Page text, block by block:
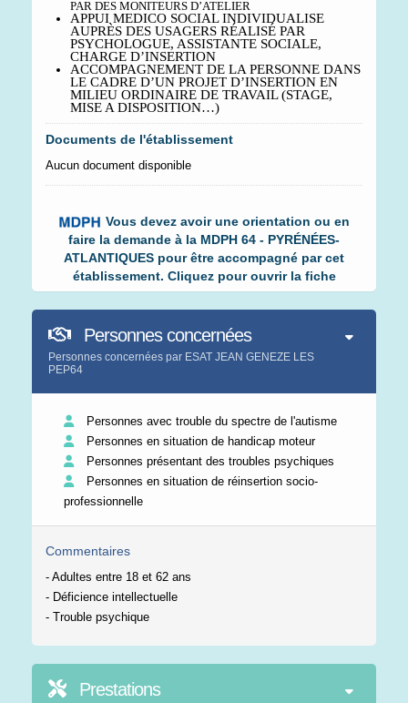
PAR DES MONITEURS D’ATELIER
APPUI MEDICO SOCIAL INDIVIDUALISE
AUPRÈS DES USAGERS RÉALISÉ PAR
PSYCHOLOGUE, ASSISTANTE SOCIALE,
CHARGE D’INSERTION
ACCOMPAGNEMENT DE LA PERSONNE DANS
LE CADRE D’UN PROJET D’INSERTION EN
MILIEU ORDINAIRE DE TRAVAIL (STAGE,
MISE A DISPOSITION…)
Documents de l'établissement
Aucun document disponible
Vous devez avoir une orientation ou en
faire la demande à la MDPH 64 - PYRÉNÉES-
ATLANTIQUES pour être accompagné par cet
établissement. Cliquez pour ouvrir la fiche
Personnes concernées
Personnes concernées par ESAT JEAN GENEZE LES
PEP64
Personnes avec trouble du spectre de l'autisme
Personnes en situation de handicap moteur
Personnes présentant des troubles psychiques
Personnes en situation de réinsertion socio-
professionnelle
Commentaires
- Adultes entre 18 et 62 ans
- Déficience intellectuelle
- Trouble psychique
Prestations